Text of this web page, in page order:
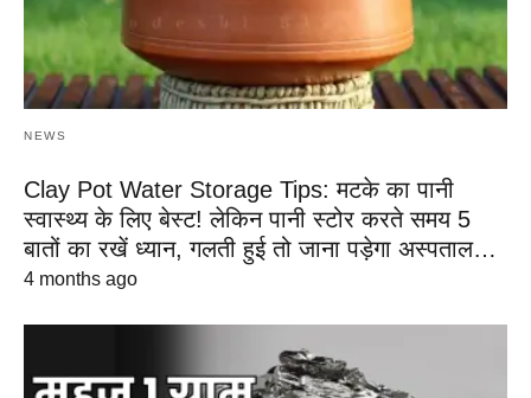
NEWS
Clay Pot Water Storage Tips: मटके का पानी
स्वास्थ्य के लिए बेस्ट! लेकिन पानी स्टोर करते समय 5
बातों का रखें ध्यान, गलती हुई तो जाना पड़ेगा अस्पताल…
4 months ago